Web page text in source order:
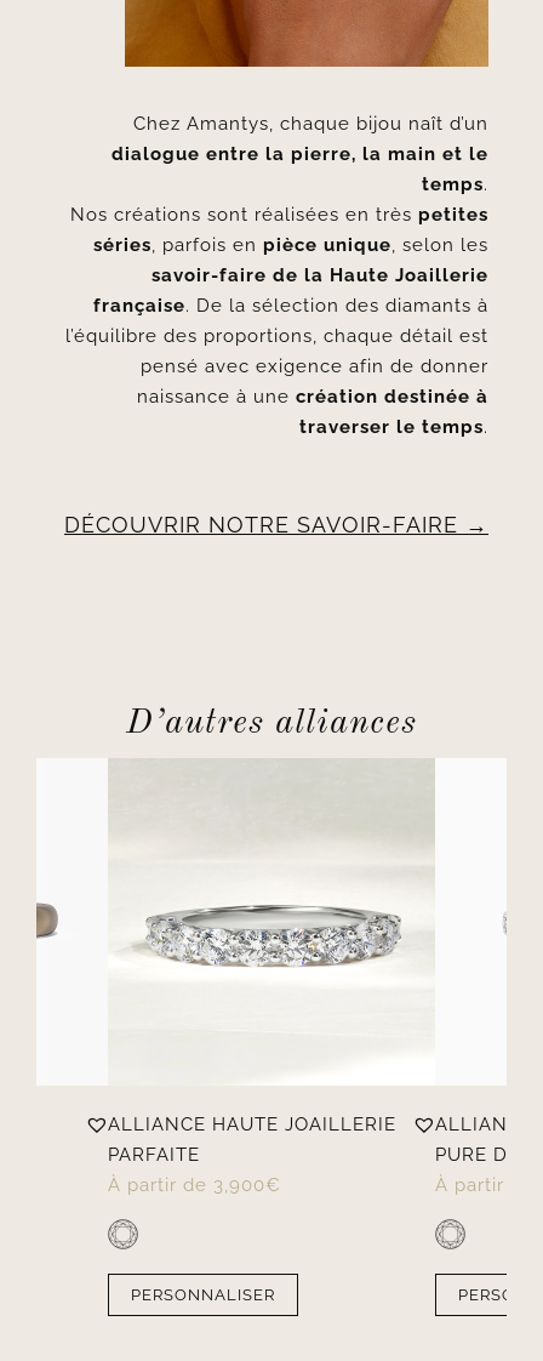
Chez Amantys, chaque bijou naît d’un
dialogue entre la pierre, la main et le
temps.
Nos créations sont réalisées en très petites
séries, parfois en pièce unique, selon les
savoir-faire de la Haute Joaillerie
française. De la sélection des diamants à
l’équilibre des proportions, chaque détail est
pensé avec exigence afin de donner
naissance à unecréation destinée à
traverser le temps.
DÉCOUVRIR NOTRE SAVOIR-FAIRE
D’autres alliances
ALLIANCE HAUTE JOAILLERIE
PARFAITE
À partir de 3,900€
PERSONNALISER
ALLIANCE
PURE
À partir de